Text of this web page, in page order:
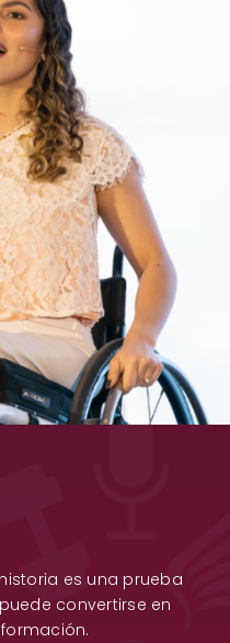
historia es una prueba
convertirse en